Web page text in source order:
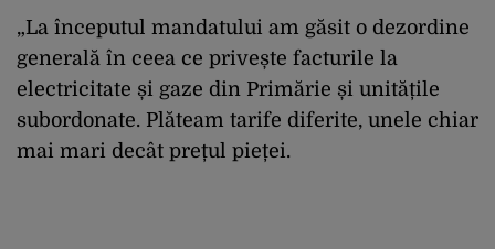
„La începutul mandatului am găsit o dezordine
generală în ceea ce privește facturile la
electricitate și gaze din Primărie și unitățile
subordonate. Plăteam tarife diferite, unele chiar
mai mari decât prețul pieței.